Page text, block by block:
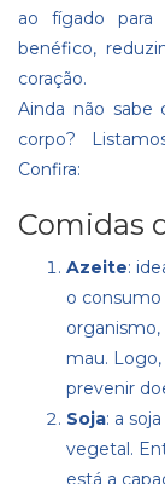
ao fígado para
benéfico,
coração.
Ainda não sabe
corpo?
Confira:
Comidas
Azeite:
o
mau.
prevenir
Soja: a
vegetal.
está a